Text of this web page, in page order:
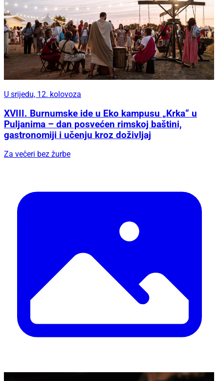
U srijedu, 12. kolovoza
XVIII. Burnumske ide u Eko kampusu „Krka“ u
Puljanima – dan posvećen rimskoj baštini,
gastronomiji i učenju kroz doživljaj
Za večeri bez žurbe